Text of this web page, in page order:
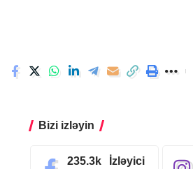
Bizi izləyin
235.3k İzləyici